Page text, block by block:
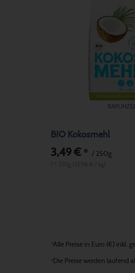
BIO Kokosmehl
3,49 € * / 250g
*Alle Preise in Euro (€) inkl.
* Die Preise werden laufend